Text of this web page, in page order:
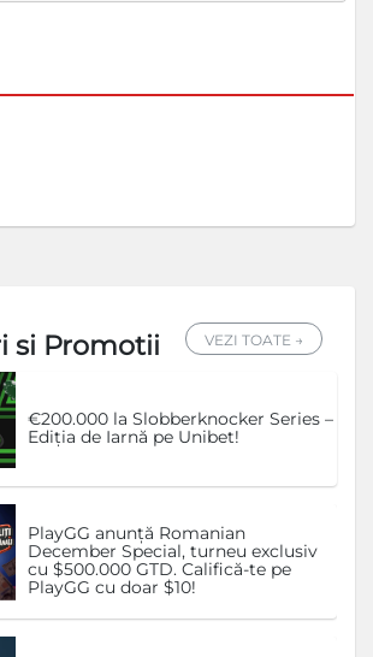
si Promotii VEZI TOATE →
€200.000 la Slobberknocker Series –
Ediția de Iarnă pe Unibet!
PlayGG anunță Romanian
December Special, turneu exclusiv
cu $500.000 GTD. Califică-te pe
PlayGG cu doar $10!